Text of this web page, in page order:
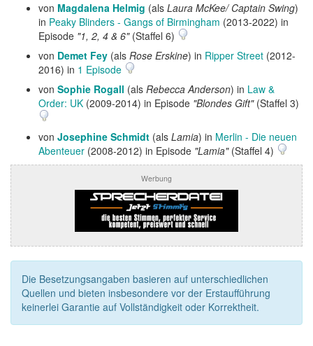
von Magdalena Helmig (als Laura McKee/ Captain Swing)
in Peaky Blinders - Gangs of Birmingham (2013-2022) in
Episode "1, 2, 4 & 6"(Staffel 6)
von Demet Fey (als Rose Erskine) in Ripper Street (2012-
2016) in 1 Episode
von Sophie Rogall (als Rebecca Anderson) in Law &
Order: UK (2009-2014) in Episode "Blondes Gift"(Staffel 3)
von Josephine Schmidt (als Lamia) in Merlin - Die neuen
Abenteuer (2008-2012) in Episode "Lamia"(Staffel 4)
Werbung
Die Besetzungsangaben basieren auf unterschiedlichen
Quellen und bieten insbesondere vor der Erstaufführung
keinerlei Garantie auf Vollständigkeit oder Korrektheit.